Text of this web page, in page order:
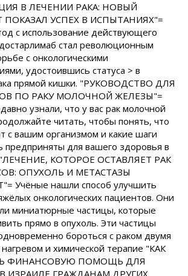
В ЛЕЧЕНИИ РАКА: НОВЫЙ
ПОКАЗАЛ УСПЕХ В ИСПЫТАНИЯХ"=
с использование действующего
стал революционным
с онкологическими
удостоившись статуса > в
прямой кишки. "РУКОВОДСТВО ДЛЯ
ПО РАКУ МОЛОЧНОЙ ЖЕЛЕЗЫ"=
узнали, что у вас рак молочной
читать, чтобы понять, что
с вашим организмом и какие шаги
предприняты для вашего здоровья в
КОТОРОЕ ОСТАВЛЯЕТ РАК
ОПУХОЛЬ И МЕТАСТАЗЫ
Учёные нашли способ улучшить
онкологических пациентов. Они
миниатюрные частицы, которые
прямо в опухоль. Эти частицы
бороться с раком двумя
и химической терапие "КАК
ФИНАНСОВУЮ ПОМОЩЬ ДЛЯ
ИЗРАИЛЕ ГРАЖДАНАМ ДРУГИХ